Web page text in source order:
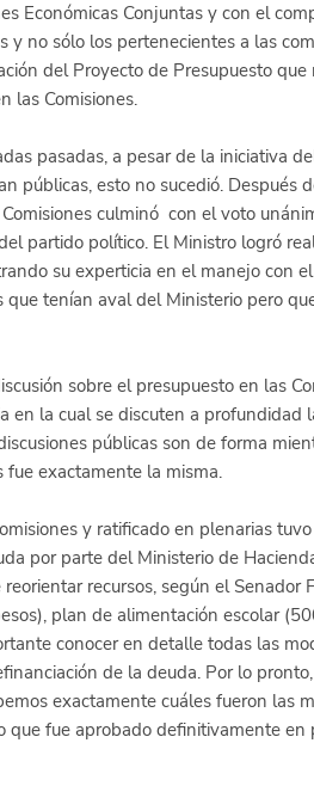
Económicas Conjuntas y con el
y no sólo los pertenecientes a las
del Proyecto de Presupuesto
las Comisiones.
pasadas, a pesar de la iniciativa
públicas, esto no sucedió. Después
culminó  con el voto
partido político. El Ministro logró
su experticia en el manejo con
tenían aval del Ministerio pero
sobre el presupuesto en las
en la cual se discuten a profundidad
públicas son de forma
fue exactamente la misma.
y ratificado en plenarias
por parte del Ministerio de
recursos, según el Senador
plan de alimentación escolar
conocer en detalle todas las
de la deuda. Por lo
exactamente cuáles fueron las
que fue aprobado definitivamente